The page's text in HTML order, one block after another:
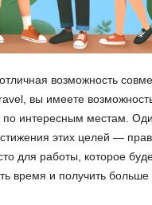
возможность
вы имеете
по интересным местам.
этих целей —
для работы, которое
время и получить больше